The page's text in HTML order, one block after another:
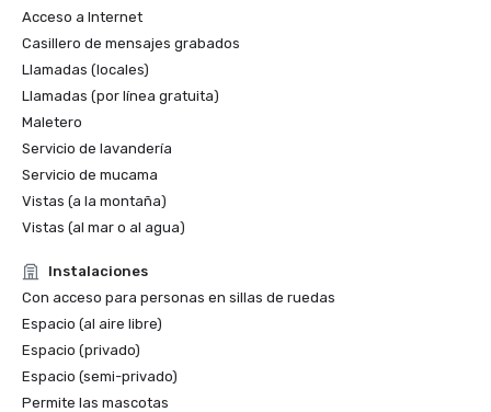
Acceso a Internet
Casillero de mensajes grabados
Llamadas (locales)
Llamadas (por línea gratuita)
Maletero
Servicio de lavandería
Servicio de mucama
Vistas (a la montaña)
Vistas (al mar o al agua)
Instalaciones
Con acceso para personas en sillas de ruedas
Espacio (al aire libre)
Espacio (privado)
Espacio (semi-privado)
Permite las mascotas